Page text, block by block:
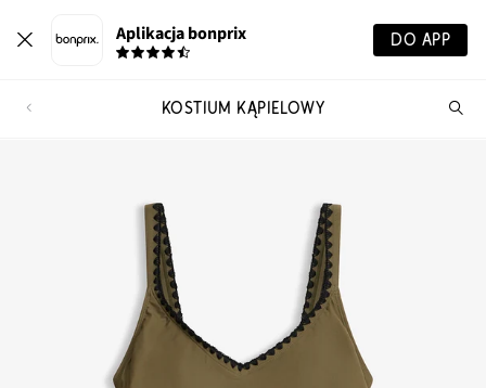
Aplikacja bonprix DO APP
KOSTIUM KĄPIELOWY